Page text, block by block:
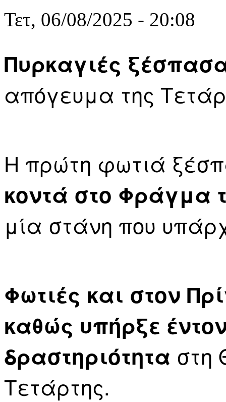
Τετ, 06/08/2025 - 20:08
Πυρκαγιές
απόγευμα της
Η πρώτη φωτιά
κοντά στο Φράγμα
μία στάνη που
Φωτιές και στον
καθώς υπήρξε
δραστηριότητα στη
Τετάρτης.